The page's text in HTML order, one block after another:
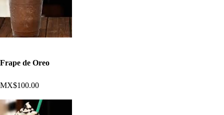
Frape de Oreo
MX$100.00